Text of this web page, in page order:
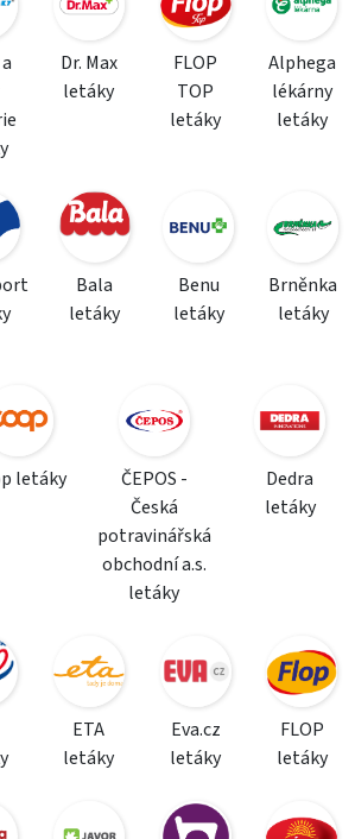
Dr. Max
letáky
FLOP
TOP
letáky
Alphega
lékárny
letáky
Bala
letáky
Benu
letáky
Brněnka
letáky
letáky
ČEPOS -
Česká
potravinářská
obchodní a.s.
letáky
Dedra
letáky
ETA
letáky
Eva.cz
letáky
FLOP
letáky